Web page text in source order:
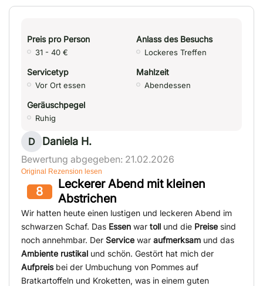
Preis pro Person
31 - 40 €
Anlass des Besuchs
Lockeres Treffen
Servicetyp
Vor Ort essen
Mahlzeit
Abendessen
Geräuschpegel
Ruhig
D Daniela H.
Bewertung abgegeben: 21.02.2026
Original Rezension lesen
8
Leckerer Abend mit kleinen
Abstrichen
Wir hatten heute einen lustigen und leckeren Abend im
schwarzen Schaf. Das Essen war toll und die Preise sind
noch annehmbar. Der Service war aufmerksam und das
Ambiente rustikal und schön. Gestört hat mich der
Aufpreisbei der Umbuchung von Pommes auf
Bratkartoffeln und Kroketten, was in einem guten